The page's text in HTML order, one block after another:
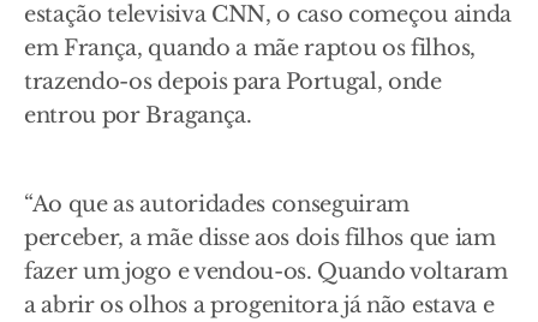
estação televisiva CNN, o caso começou ainda
em França, quando a mãe raptou os filhos,
trazendo-os depois para Portugal, onde
entrou por Bragança.
“Ao que as autoridades conseguiram
perceber, a mãe disse aos dois filhos que iam
fazer um jogo e vendou-os. Quando voltaram
a abrir os olhos a progenitora já não estava e